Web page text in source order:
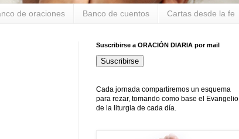
de oraciones Banco de cuentos Cartas desde la fe
Suscribirse a ORACIÓN DIARIA por mail
Suscribirse
Cada jornada compartiremos un esquema
para rezar, tomando como base el Evangelio
de la liturgia de cada día.